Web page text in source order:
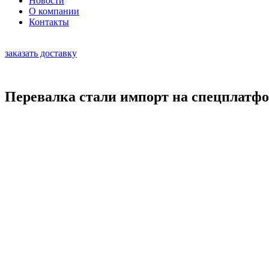
О компании
Контакты
заказать доставку
Перевалка стали импорт на